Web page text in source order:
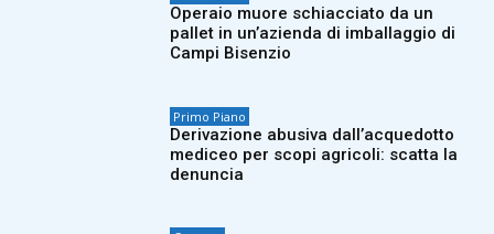
Operaio muore schiacciato da un
pallet in un’azienda di imballaggio di
Campi Bisenzio
Primo Piano
Derivazione abusiva dall’acquedotto
mediceo per scopi agricoli: scatta la
denuncia